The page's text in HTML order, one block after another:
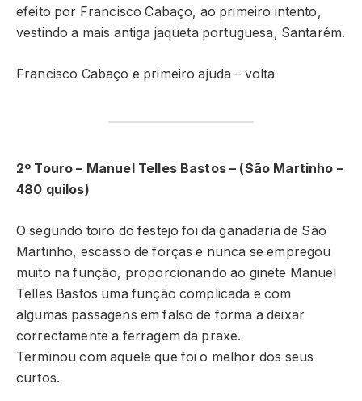
efeito por Francisco Cabaço, ao primeiro intento,
vestindo a mais antiga jaqueta portuguesa, Santarém.
Francisco Cabaço e primeiro ajuda – volta
2º Touro – Manuel Telles Bastos – (São Martinho –
480 quilos)
O segundo toiro do festejo foi da ganadaria de São
Martinho, escasso de forças e nunca se empregou
muito na função, proporcionando ao ginete Manuel
Telles Bastos uma função complicada e com
algumas passagens em falso de forma a deixar
correctamente a ferragem da praxe.
Terminou com aquele que foi o melhor dos seus
curtos.